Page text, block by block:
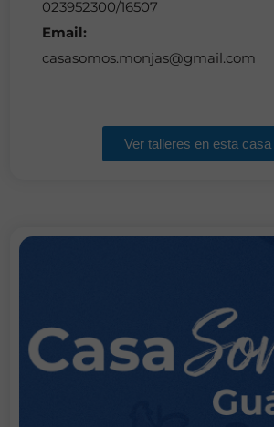
023952300/16507
Email:
casasomos.monjas@gmail.com
Ver talleres en esta casa